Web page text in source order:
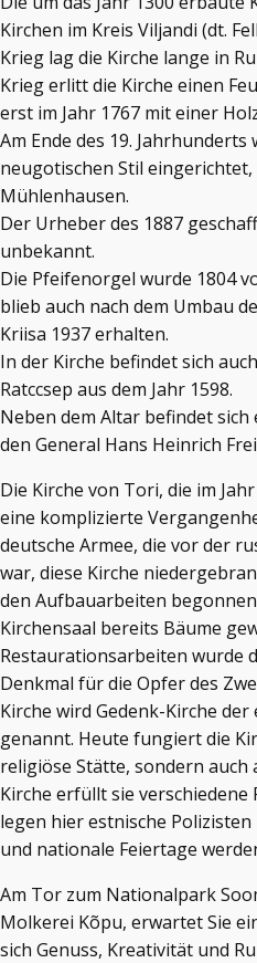
Kirchen im Kreis Viljandi (dt.
Krieg lag die Kirche lange in
Krieg erlitt die Kirche einen
erst im Jahr 1767 mit einer
Am Ende des 19. Jahrhunderts
neugotischen Stil eingerichtet,
Mühlenhausen.
Der Urheber des 1887
unbekannt.
Die Pfeifenorgel wurde 1804
blieb auch nach dem Umbau
Kriisa 1937 erhalten.
In der Kirche befindet sich
Ratccsep aus dem Jahr 1598.
Neben dem Altar befindet
den General Hans Heinrich
Die Kirche von Tori, die im
eine komplizierte
deutsche Armee, die vor der
war, diese Kirche
den Aufbauarbeiten
Kirchensaal bereits Bäume
Restaurationsarbeiten wurde
Denkmal für die Opfer des
Kirche wird Gedenk-Kirche
genannt. Heute fungiert die
religiöse Stätte, sondern auch
Kirche erfüllt sie
legen hier estnische
und nationale Feiertage
Am Tor zum Nationalpark
Molkerei Kõpu, erwartet Sie
sich Genuss, Kreativität und